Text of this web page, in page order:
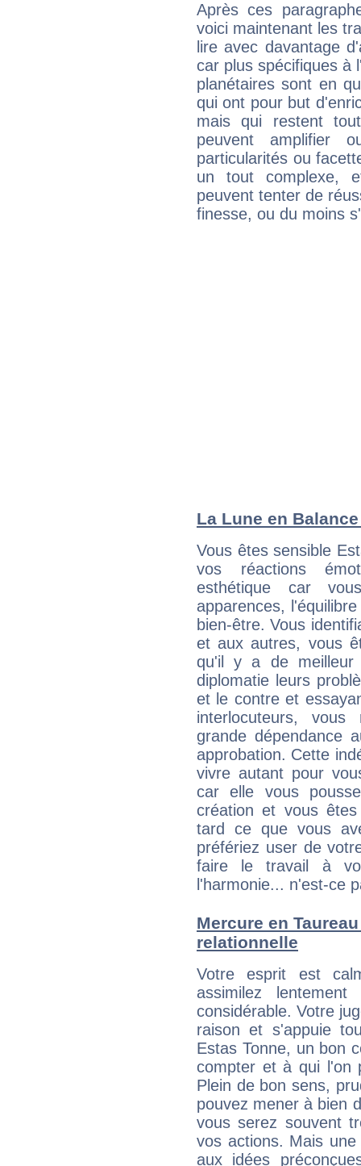
Après ces
voici maintenant les
lire avec davantage
car plus spécifiques à
planétaires sont en
qui ont pour but
mais qui restent
peuvent amplifier
particularités ou
un tout complexe,
peuvent tenter de
finesse, ou du moins
La Lune en
Vous êtes sensible
vos réactions
esthétique car
apparences,
bien-être. Vous
et aux autres, vous
qu'il y a de
diplomatie leurs
et le contre et
interlocuteurs,
grande dépendance
approbation. Cette
vivre autant pour
car elle vous
création et vous
tard ce que vous
préfériez user de
faire le travail à
l'harmonie... n'est-ce
Mercure en
relationnelle
Votre esprit est
assimilez
considérable. Votre
raison et s'appuie
Estas Tonne, un bon
compter et à qui l'on
Plein de bon sens,
pouvez mener à bien
vous serez souvent
vos actions. Mais
aux idées